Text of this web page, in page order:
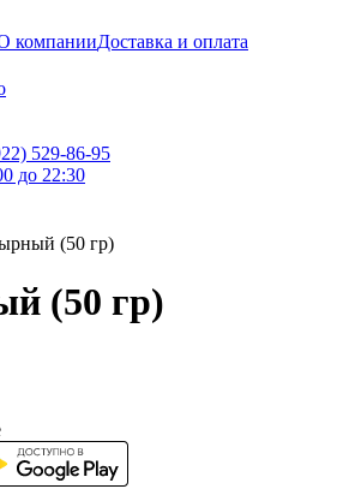
компанииДоставка и оплата
529-86-95
до 22:30
(50 гр)
(50 гр)